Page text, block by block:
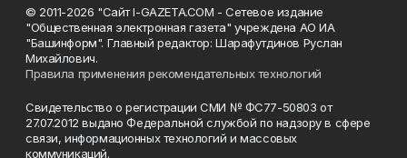
© 2011-2026 "Сайт I-GAZETA.COM - Сетевое издание
"Общественная электронная газета" учреждена АО ИА
"Башинформ". Главный редактор: Шарафутдинов Руслан
Михайлович.
Правила применения рекомендательных технологий
Свидетельство о регистрации СМИ № ФС77-50803 от
27.07.2012 выдано Федеральной службой по надзору в сфере
связи, информационных технологий и массовых
коммуникаций.